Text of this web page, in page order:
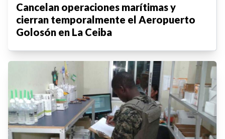
Cancelan operaciones marítimas y
cierran temporalmente el Aeropuerto
Golosón en La Ceiba